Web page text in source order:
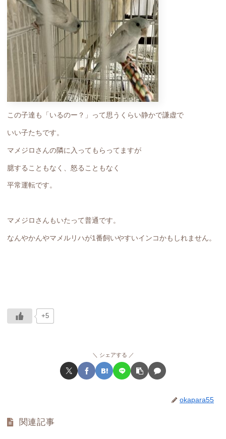
この子達も「いるのー？」って思うくらい静かで謙虚で
いい子たちです。
マメジロさんの隣に入ってもらってますが
臆することもなく、怒ることもなく
平常運転です。
マメジロさんもいたって普通です。
なんやかんやマメルリハが1番飼いやすいインコかもしれません。
+5
シェアする
okapara55
関連記事